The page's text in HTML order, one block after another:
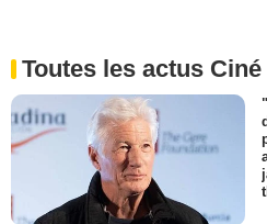
Toutes les actus Ciné